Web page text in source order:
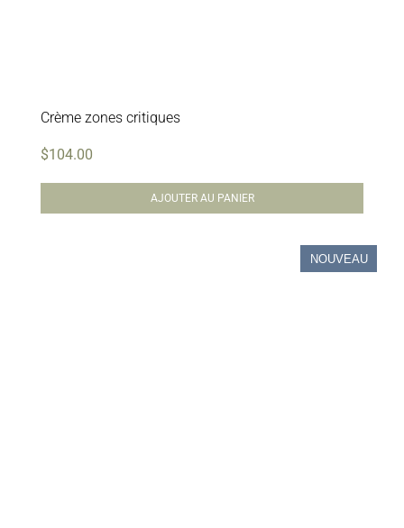
Crème zones critiques
$104.00
AJOUTER AU PANIER
NOUVEAU